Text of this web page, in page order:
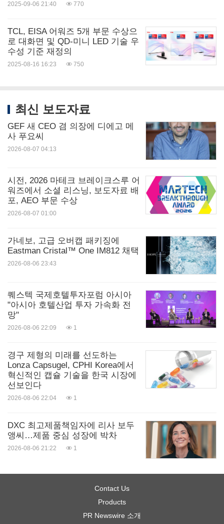
2025-09-06 21:40 770
TCL, EISA 어워즈 5개 부문 수상으
로 대화면 및 QD-미니 LED 기술 우
수성 기준 재정의
2025-08-16 16:23 750
최신 보도자료
GEF 새 CEO 겸 의장에 디에고 메
사 푸요씨
2026-08-07 04:13
시전, 2026 마테크 브레이크스루 어
워즈에서 소셜 리스닝, 보도자료 배
포, AEO 부문 수상
2026-08-07 01:00
가네보, 고급 오버캡 패키징에
Eastman Cristal™ One IM812 채택
2026-08-06 23:43
퀘스텍 국제호텔투자포럼 아시아
"아시아 호텔산업 투자 가속화 전
망"
2026-08-06 22:09 1
경구 제형의 미래를 선도하는
Lonza Capsugel, CPHI Korea에서
혁신적인 캡슐 기술을 한국 시장에
선보인다
2026-08-06 22:04 1
DXC 최고제품책임자에 리사 보두
앵씨…제품 중심 성장에 박차
2026-08-06 21:22 1
Contact Us
Products
PR Newswire 소개